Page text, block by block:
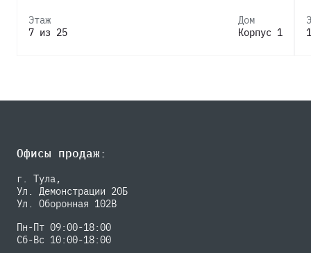
Этаж
7 из 25
Дом
Корпус 1
Офисы продаж:
г. Тула,
Ул. Демонстрации 20Б
Ул. Оборонная 102В
Пн-Пт 09:00-18:00
Сб-Вс 10:00-18:00